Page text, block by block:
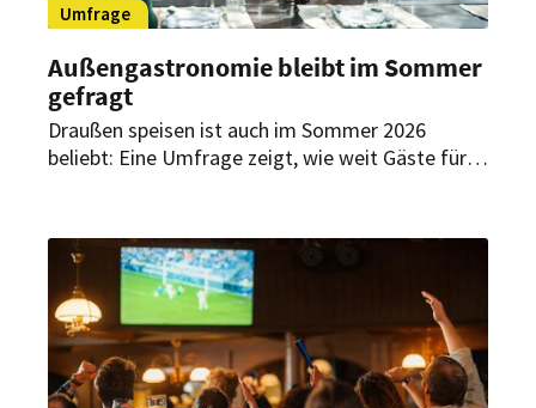
Umfrage
Außengastronomie bleibt im Sommer
gefragt
Draußen speisen ist auch im Sommer 2026
beliebt: Eine Umfrage zeigt, wie weit Gäste für
hundefreundliche Angebote haben.